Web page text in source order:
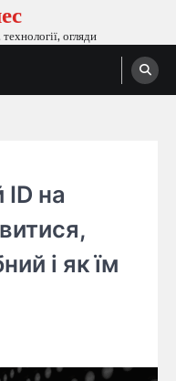
огляди
ID на
і як їм